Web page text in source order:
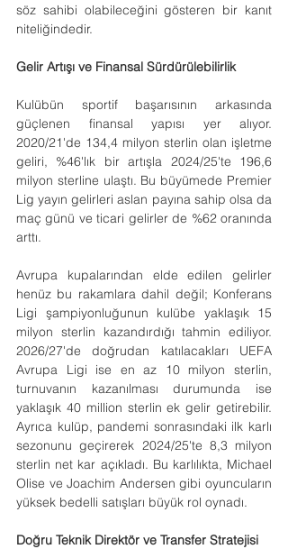
söz sahibi olabileceğini gösteren bir kanıt
niteliğindedir.
Gelir Artışı ve Finansal Sürdürülebilirlik
Kulübün sportif başarısının arkasında
güçlenen finansal yapısı yer alıyor.
2020/21'de 134,4 milyon sterlin olan işletme
geliri, %46'lık bir artışla 2024/25'te 196,6
milyon sterline ulaştı. Bu büyümede Premier
Lig yayın gelirleri aslan payına sahip olsa da
maç günü ve ticari gelirler de %62 oranında
arttı.
Avrupa kupalarından elde edilen gelirler
henüz bu rakamlara dahil değil; Konferans
Ligi şampiyonluğunun kulübe yaklaşık 15
milyon sterlin kazandırdığı tahmin ediliyor.
2026/27'de doğrudan katılacakları UEFA
Avrupa Ligi ise en az 10 milyon sterlin,
turnuvanın kazanılması durumunda ise
yaklaşık 40 million sterlin ek gelir getirebilir.
Ayrıca kulüp, pandemi sonrasındaki ilk karlı
sezonunu geçirerek 2024/25'te 8,3 milyon
sterlin net kar açıkladı. Bu karlılıkta, Michael
Olise ve Joachim Andersen gibi oyuncuların
yüksek bedelli satışları büyük rol oynadı.
Doğru Teknik Direktör ve Transfer Stratejisi